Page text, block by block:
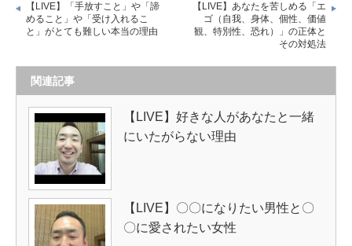
【LIVE】「手放すこと」や「諦
めること」や「受け入れるこ
と」がとても難しい本当の理由
【LIVE】あなたを苦しめる「エ
ゴ（自我、身体、個性、価値
観、特別性、恐れ）」の正体と
その対処法
関連記事
【LIVE】好きな人があなたと一緒
にいたがらない理由
【LIVE】〇〇になりたい男性と〇
〇に愛されたい女性